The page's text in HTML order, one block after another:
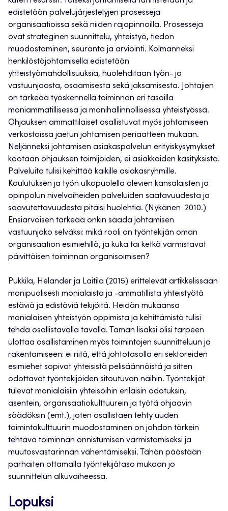
edistetään palvelujärjestelyjen prosesseja
organisaatioissa sekä niiden rajapinnoilla. Prosesseja
ovat strateginen suunnittelu, yhteistyö, tiedon
muodostaminen, seuranta ja arviointi. Kolmanneksi
henkilöstöjohtamisella edistetään
yhteistyömahdollisuuksia, huolehditaan työn- ja
vastuunjaosta, osaamisesta sekä jaksamisesta. Johtajien
on tärkeää työskennellä toiminnan eri tasoilla
moniammatillisessa ja monihallinnollisessa yhteistyössä.
Ohjauksen ammattilaiset osallistuvat myös johtamiseen
verkostoissa jaetun johtamisen periaatteen mukaan.
Neljänneksi johtamisen asiakaspalvelun erityiskysymykset
kootaan ohjauksen toimijoiden, ei asiakkaiden käsityksistä.
Palveluita tulisi kehittää kaikille asiakasryhmille.
Koulutuksen ja työn ulkopuolella olevien kansalaisten ja
opinpolun nivelvaiheiden palveluiden saatavuudesta ja
saavutettavuudesta pitäisi huolehtia. (Nykänen 2010.)
Ensiarvoisen tärkeää onkin saada johtamisen
vastuunjako selväksi: mikä rooli on työntekijän oman
organisaation esimiehillä, ja kuka tai ketkä varmistavat
päivittäisen toiminnan organisoimisen?
Pukkila, Helander ja Laitila (2015) erittelevät artikkelissaan
monipuolisesti monialaista ja -ammatillista yhteistyötä
estäviä ja edistäviä tekijöitä. Heidän mukaansa
monialaisen yhteistyön oppimista ja kehittämistä tulisi
tehdä osallistavalla tavalla. Tämän lisäksi olisi tarpeen
ulottaa osallistaminen myös toimintojen suunnitteluun ja
rakentamiseen: ei riitä, että johtotasolla eri sektoreiden
esimiehet sopivat yhteisistä pelisäännöistä ja sitten
odottavat työntekijöiden sitoutuvan näihin. Työntekijät
tulevat monialaisiin yhteisöihin erilaisin odotuksin,
asentein, organisaatiokulttuurein ja työtä ohjaavin
säädöksin (emt.), joten osallistaen tehty uuden
toimintakulttuurin muodostaminen on johdon tärkein
tehtävä toiminnan onnistumisen varmistamiseksi ja
muutosvastarinnan vähentämiseksi. Tähän päästään
parhaiten ottamalla työntekijätaso mukaan jo
suunnittelun alkuvaiheessa.
Lopuksi